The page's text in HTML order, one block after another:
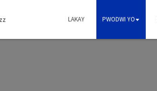
LAKAY PWODWI YO